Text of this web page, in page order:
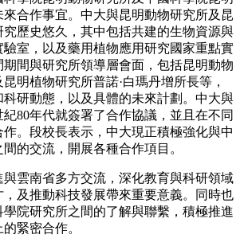
合作事宜。中大與昆明動物研究所及昆
歷史悠久，其中包括共建的生物資源與
室，以及藥用植物應用研究國家重點實
間與研究所領導層會面，包括昆明動物
明植物研究所普諾·白瑪丹增所長等，
研動態，以及具體的未來計劃。中大與
80年代就簽署了合作協議，並且在不同
。段校長表示，中大現正積極強化與中
的交流，開展各種合作項目。
雲南省多方交流，深化教育與科研領域
及推動科技發展帶來重要意義。同時也
院研究所之間的了解與聯繫，積極推進
緊密合作。